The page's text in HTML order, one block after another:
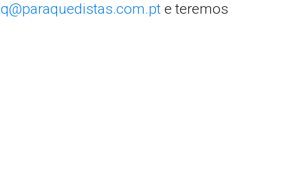
e teremos